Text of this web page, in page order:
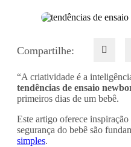
Compartilhe:
“A criatividade é a
tendências de ensaio
primeiros dias de um bebê.
Este artigo oferece
segurança do bebê são
simples.